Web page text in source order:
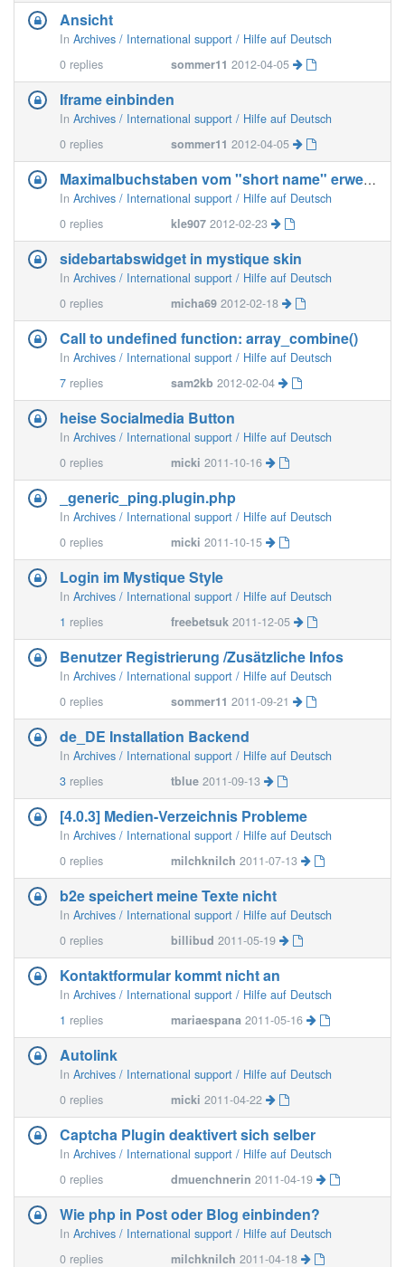
Ansicht
In Archives / International support / Hilfe auf Deutsch
0 replies sommer11 2012-04-05
Iframe einbinden
In Archives / International support / Hilfe auf Deutsch
0 replies sommer11 2012-04-05
Maximalbuchstaben vom "short name" erweitern
In Archives / International support / Hilfe auf Deutsch
0 replies kle907 2012-02-23
sidebartabswidget in mystique skin
In Archives / International support / Hilfe auf Deutsch
0 replies micha69 2012-02-18
Call to undefined function: array_combine()
In Archives / International support / Hilfe auf Deutsch
7 replies sam2kb 2012-02-04
heise Socialmedia Button
In Archives / International support / Hilfe auf Deutsch
0 replies micki 2011-10-16
_generic_ping.plugin.php
In Archives / International support / Hilfe auf Deutsch
0 replies micki 2011-10-15
Login im Mystique Style
In Archives / International support / Hilfe auf Deutsch
1 replies freebetsuk 2011-12-05
Benutzer Registrierung /Zusätzliche Infos
In Archives / International support / Hilfe auf Deutsch
0 replies sommer11 2011-09-21
de_DE Installation Backend
In Archives / International support / Hilfe auf Deutsch
3 replies tblue 2011-09-13
[4.0.3] Medien-Verzeichnis Probleme
In Archives / International support / Hilfe auf Deutsch
0 replies milchknilch 2011-07-13
b2e speichert meine Texte nicht
In Archives / International support / Hilfe auf Deutsch
0 replies billibud 2011-05-19
Kontaktformular kommt nicht an
In Archives / International support / Hilfe auf Deutsch
1 replies mariaespana 2011-05-16
Autolink
In Archives / International support / Hilfe auf Deutsch
0 replies micki 2011-04-22
Captcha Plugin deaktivert sich selber
In Archives / International support / Hilfe auf Deutsch
0 replies dmuenchnerin 2011-04-19
Wie php in Post oder Blog einbinden?
In Archives / International support / Hilfe auf Deutsch
0 replies milchknilch 2011-04-18